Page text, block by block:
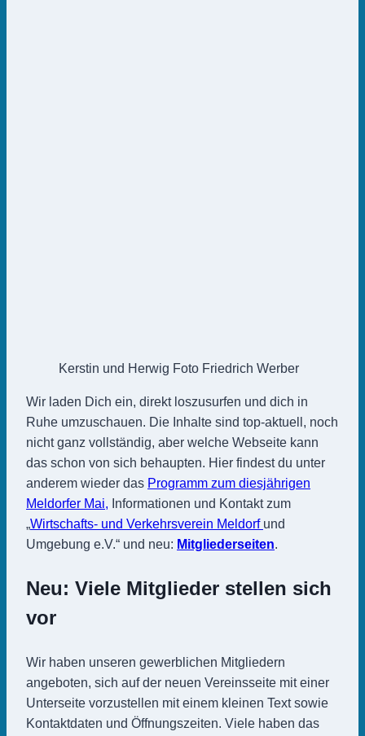
Kerstin und Herwig Foto Friedrich Werber
Wir laden Dich ein, direkt loszusurfen und dich in
Ruhe umzuschauen. Die Inhalte sind top-aktuell, noch
nicht ganz vollständig, aber welche Webseite kann
das schon von sich behaupten. Hier findest du unter
anderem wieder das Programm zum diesjährigen
Meldorfer Mai, Informationen und Kontakt zum
„Wirtschafts- und Verkehrsverein Meldorf und
Umgebung e.V.“ und neu: Mitgliederseiten.
Neu: Viele Mitglieder stellen sich
vor
Wir haben unseren gewerblichen Mitgliedern
angeboten, sich auf der neuen Vereinsseite mit einer
Unterseite vorzustellen mit einem kleinen Text sowie
Kontaktdaten und Öffnungszeiten. Viele haben das